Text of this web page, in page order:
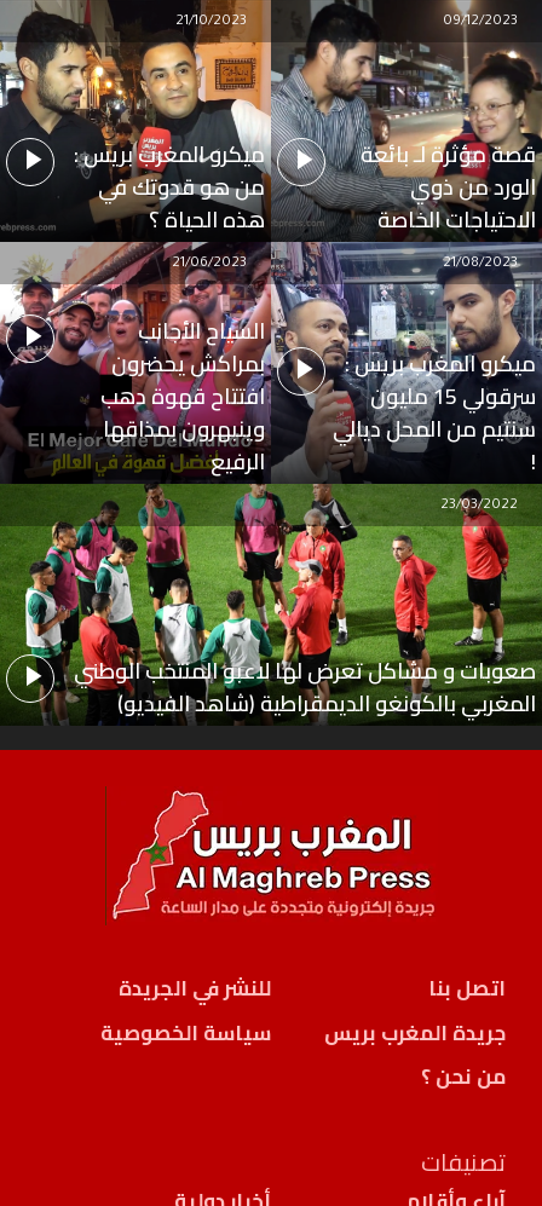
قصة مؤثرة لـ بائعة
الورد من ذوي
الاحتياجات الخاصة
09/12/2023
ميكرو المغرب بريس :
من هو قدوتك في
هذه الحياة ؟
21/10/2023
ميكرو المغرب بريس :
سرقولي 15 مليون
سنتيم من المحل ديالي
!
21/08/2023
السياح الأجانب
بمراكش يحضرون
افتتاح قهوة دهب
وينبهرون بمذاقها
الرفيع
21/06/2023
صعوبات و مشاكل تعرض لها لاعبو المنتخب الوطني
المغربي بالكونغو الديمقراطية (شاهد الفيديو)
23/03/2022
اتصل بنا
للنشر في الجريدة
جريدة المغرب بريس
سياسة الخصوصية
من نحن ؟
تصنيفات